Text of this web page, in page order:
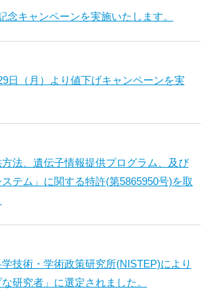
念キャンペーンを実施いたします。
日（月）より値下げキャンペーンを実
方法、遺伝子情報提供プログラム、及び
テム」に関する特許(第5865950号)を取
技術・学術政策研究所(NISTEP)により
研究者」に選定されました。